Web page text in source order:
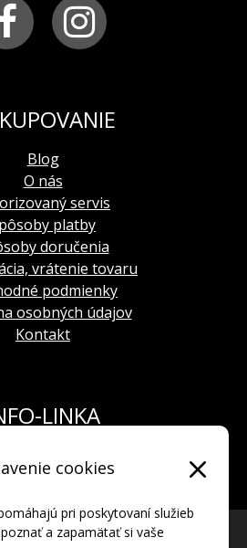
cookies
pri poskytovaní služieb
a zapamätať si vaše
Blog
O nás
servis
platby
doručenia
vrátenie tovaru
podmienky
osobných údajov
Kontakt
LINKA